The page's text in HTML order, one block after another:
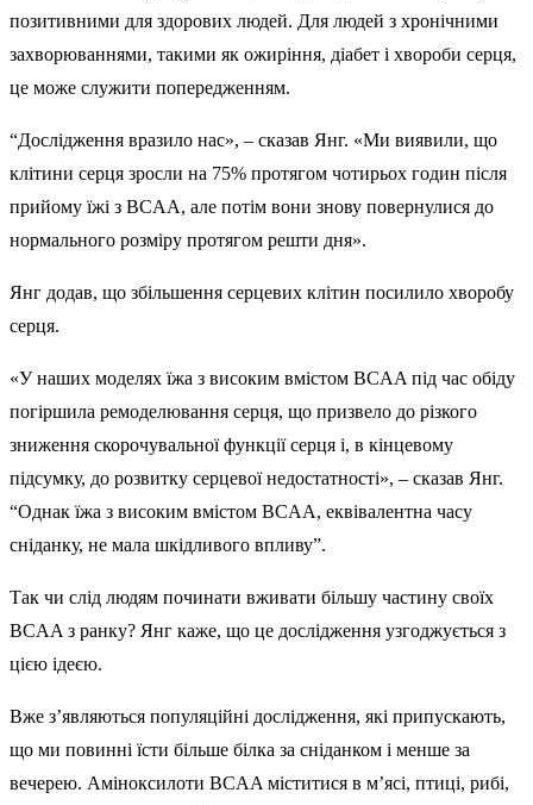
позитивними для здорових людей. Для людей з хронічними
захворюваннями, такими як ожиріння, діабет і хвороби серця,
це може служити попередженням.
“Дослідження вразило нас», – сказав Янг. «Ми виявили, що
клітини серця зросли на 75% протягом чотирьох годин після
прийому їжі з BCAA, але потім вони знову повернулися до
нормального розміру протягом решти дня».
Янг додав, що збільшення серцевих клітин посилило хворобу
серця.
«У наших моделях їжа з високим вмістом BCAA під час обіду
погіршила ремоделювання серця, що призвело до різкого
зниження скорочувальної функції серця і, в кінцевому
підсумку, до розвитку серцевої недостатності», – сказав Янг.
“Однак їжа з високим вмістом BCAA, еквівалентна часу
сніданку, не мала шкідливого впливу”.
Так чи слід людям починати вживати більшу частину своїх
BCAA з ранку? Янг каже, що це дослідження узгоджується з
цією ідеєю.
Вже з’являються популяційні дослідження, які припускають,
що ми повинні їсти більше білка за сніданком і менше за
вечерею. Аміноксилоти BCAA міститися в м’ясі, птиці, рибі,